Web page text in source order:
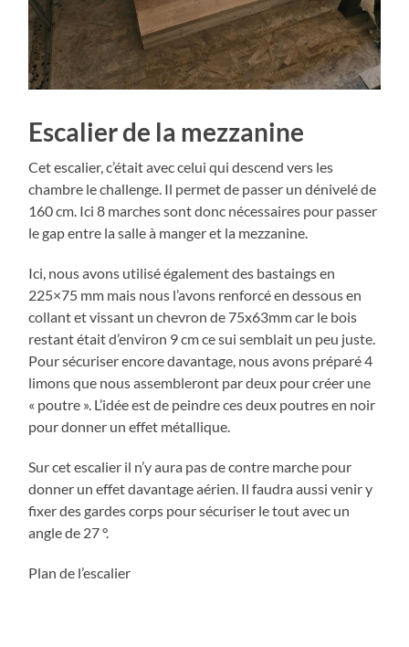
Escalier de la mezzanine
Cet escalier, c’était avec celui qui descend vers les
chambre le challenge. Il permet de passer un dénivelé de
160 cm. Ici 8 marches sont donc nécessaires pour passer
le gap entre la salle à manger et la mezzanine.
Ici, nous avons utilisé également des bastaings en
225×75 mm mais nous l’avons renforcé en dessous en
collant et vissant un chevron de 75x63mm car le bois
restant était d’environ 9 cm ce sui semblait un peu juste.
Pour sécuriser encore davantage, nous avons préparé 4
limons que nous assembleront par deux pour créer une
« poutre ». L’idée est de peindre ces deux poutres en noir
pour donner un effet métallique.
Sur cet escalier il n’y aura pas de contre marche pour
donner un effet davantage aérien. Il faudra aussi venir y
fixer des gardes corps pour sécuriser le tout avec un
angle de 27 °.
Plan de l’escalier